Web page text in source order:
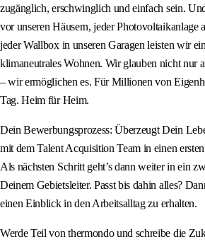
zugänglich, erschwinglich und einfach sein.
vor unseren Häusern, jeder Photovoltaikanlage
jeder Wallbox in unseren Garagen leisten wir
klimaneutrales Wohnen. Wir glauben nicht nur
– wir ermöglichen es. Für Millionen von
Tag. Heim für Heim.
Dein Bewerbungsprozess: Überzeugt Dein
mit dem Talent Acquisition Team in einen
Als nächsten Schritt geht’s dann weiter in ein
Deinem Gebietsleiter. Passt bis dahin alles?
einen Einblick in den Arbeitsalltag zu erhalten.
Werde Teil von thermondo und schreibe die